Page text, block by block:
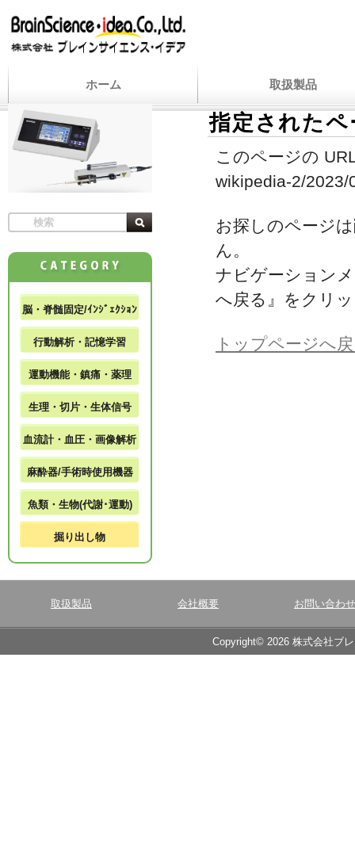
ホーム 取扱製品
指定された
このページの
wikipedia-2/
お探しのページ
ん。
ナビゲーション
へ戻る』をクリ
トップページへ
脳・脊髄固定/ｲﾝｼﾞｪｸｼｮﾝ
行動解析・記憶学習
運動機能・鎮痛・薬理
生理・切片・生体信号
血流計・血圧・画像解析
麻酔器/手術時使用機器
魚類・生物(代謝･運動)
掘り出し物
取扱製品 会社概要 お問い合わせ
Copyright© 2026 株式会社ブ